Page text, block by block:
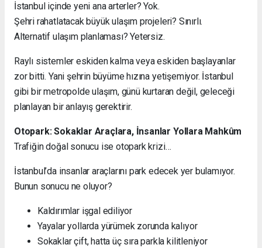
İstanbul içinde yeni ana arterler? Yok.
Şehri rahatlatacak büyük ulaşım projeleri? Sınırlı.
Alternatif ulaşım planlaması? Yetersiz.
Raylı sistemler eskiden kalma veya eskiden başlayanlar
zor bitti. Yani şehrin büyüme hızına yetişemiyor. İstanbul
gibi bir metropolde ulaşım, günü kurtaran değil, geleceği
planlayan bir anlayış gerektirir.
Otopark: Sokaklar Araçlara, İnsanlar Yollara Mahkûm
Trafiğin doğal sonucu ise otopark krizi…
İstanbul’da insanlar araçlarını park edecek yer bulamıyor.
Bunun sonucu ne oluyor?
Kaldırımlar işgal ediliyor
Yayalar yollarda yürümek zorunda kalıyor
Sokaklar çift, hatta üç sıra parkla kilitleniyor